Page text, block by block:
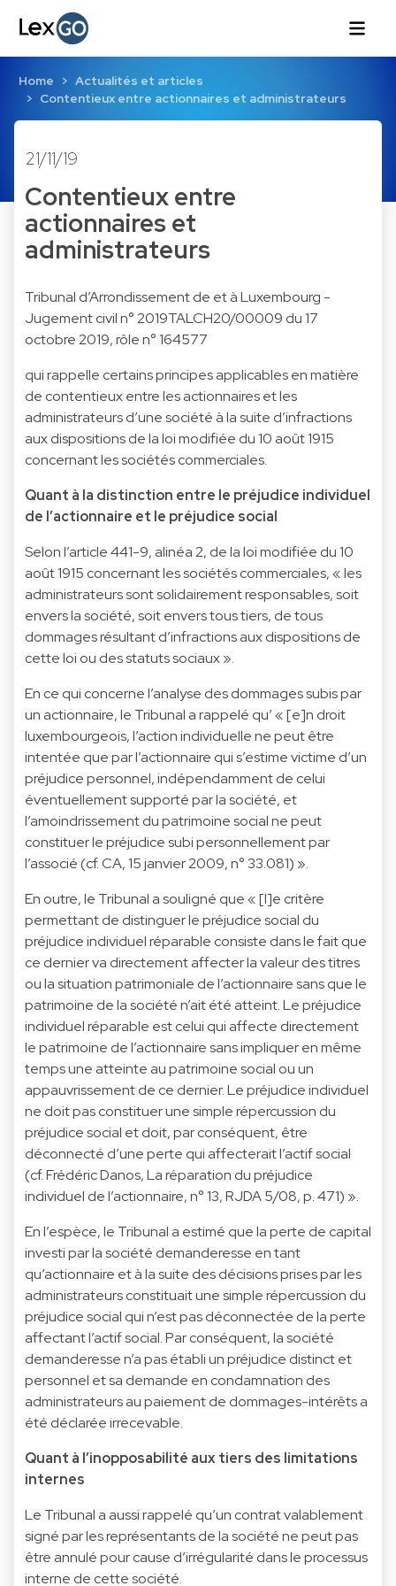
Home
Actualités et articles
Contentieux entre actionnaires et administrateurs
21/11/19
Contentieux entre
actionnaires et
administrateurs
Tribunal d’Arrondissement de et à Luxembourg -
Jugement civil n° 2019TALCH20/00009 du 17
octobre 2019, rôle n° 164577
qui rappelle certains principes applicables en matière
de contentieux entre les actionnaires et les
administrateurs d’une société à la suite d’infractions
aux dispositions de la loi modifiée du 10 août 1915
concernant les sociétés commerciales.
Quant à la distinction entre le préjudice individuel
de l’actionnaire et le préjudice social
Selon l’article 441-9, alinéa 2, de la loi modifiée du 10
août 1915 concernant les sociétés commerciales, « les
administrateurs sont solidairement responsables, soit
envers la société, soit envers tous tiers, de tous
dommages résultant d’infractions aux dispositions de
cette loi ou des statuts sociaux ».
En ce qui concerne l’analyse des dommages subis par
un actionnaire, le Tribunal a rappelé qu’ « [e]n droit
luxembourgeois, l’action individuelle ne peut être
intentée que par l’actionnaire qui s’estime victime d’un
préjudice personnel, indépendamment de celui
éventuellement supporté par la société, et
l’amoindrissement du patrimoine social ne peut
constituer le préjudice subi personnellement par
l’associé (cf. CA, 15 janvier 2009, n° 33.081) ».
En outre, le Tribunal a souligné que « [l]e critère
permettant de distinguer le préjudice social du
préjudice individuel réparable consiste dans le fait que
ce dernier va directement affecter la valeur des titres
ou la situation patrimoniale de l’actionnaire sans que le
patrimoine de la société n’ait été atteint. Le préjudice
individuel réparable est celui qui affecte directement
le patrimoine de l’actionnaire sans impliquer en même
temps une atteinte au patrimoine social ou un
appauvrissement de ce dernier. Le préjudice individuel
ne doit pas constituer une simple répercussion du
préjudice social et doit, par conséquent, être
déconnecté d’une perte qui affecterait l’actif social
(cf. Frédéric Danos, La réparation du préjudice
individuel de l’actionnaire, n° 13, RJDA 5/08, p. 471) ».
En l’espèce, le Tribunal a estimé que la perte de capital
investi par la société demanderesse en tant
qu’actionnaire et à la suite des décisions prises par les
administrateurs constituait une simple répercussion du
préjudice social qui n’est pas déconnectée de la perte
affectant l’actif social. Par conséquent, la société
demanderesse n’a pas établi un préjudice distinct et
personnel et sa demande en condamnation des
administrateurs au paiement de dommages-intérêts a
été déclarée irrecevable.
Quant à l’inopposabilité aux tiers des limitations
internes
Le Tribunal a aussi rappelé qu’un contrat valablement
signé par les représentants de la société ne peut pas
être annulé pour cause d’irrégularité dans le processus
interne de cette société.